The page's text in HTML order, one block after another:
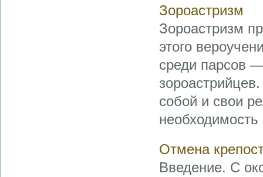
Зороастризм
Зороастризм
этого
среди парсов
собой и свои
Отмена
Введение. С